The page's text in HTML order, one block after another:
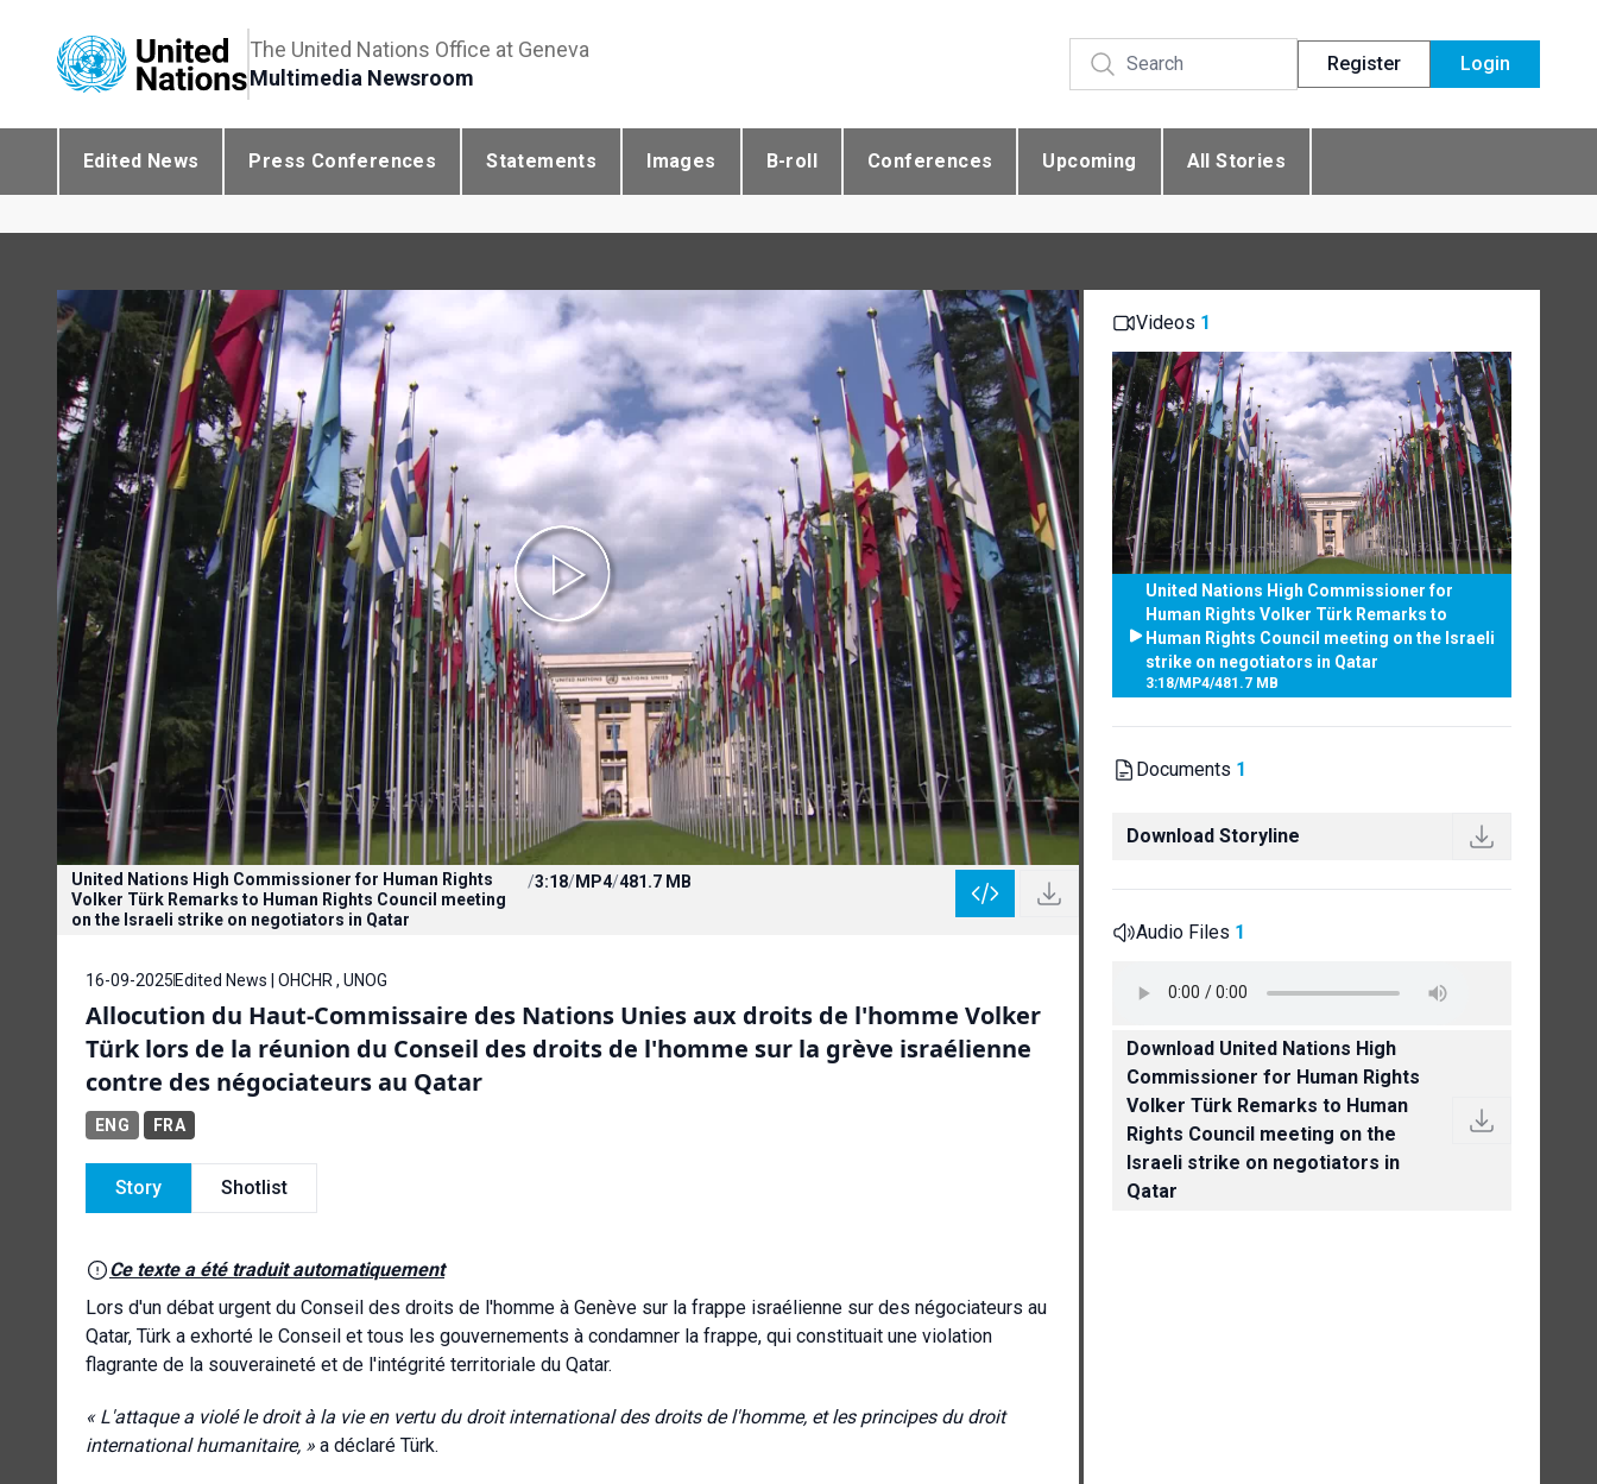
The United Nations Office at Geneva
Multimedia Newsroom
Register Login
Edited News Press Conferences Statements Images B-roll Conferences Upcoming All Stories
United Nations High Commissioner for Human Rights
Volker Türk Remarks to Human Rights Council meeting
on the Israeli strike on negotiators in Qatar
/3:18/MP4/481.7 MB
16-09-2025 Edited News | OHCHR , UNOG
Allocution du Haut-Commissaire des Nations Unies aux droits de l'homme Volker
Türk lors de la réunion du Conseil des droits de l'homme sur la grève israélienne
contre des négociateurs au Qatar
ENG FRA
Story Shotlist
Ce texte a été traduit automatiquement
Lors d'un débat urgent du Conseil des droits de l'homme à Genève sur la frappe israélienne sur des négociateurs au
Qatar, Türk a exhorté le Conseil et tous les gouvernements à condamner la frappe, qui constituait une violation
flagrante de la souveraineté et de l'intégrité territoriale du Qatar.
« L'attaque a violé le droit à la vie en vertu du droit international des droits de l'homme, et les principes du droit
international humanitaire, » a déclaré Türk.
Videos 1
United Nations High Commissioner for
Human Rights Volker Türk Remarks to
Human Rights Council meeting on the Israeli
strike on negotiators in Qatar
3:18/MP4/481.7 MB
Documents 1
Download Storyline
Audio Files 1
Download United Nations High
Commissioner for Human Rights
Volker Türk Remarks to Human
Rights Council meeting on the
Israeli strike on negotiators in
Qatar